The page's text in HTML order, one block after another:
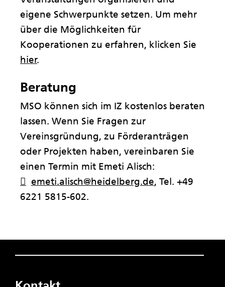
eigene Schwerpunkte setzen. Um mehr
über die Möglichkeiten für
Kooperationen zu erfahren, klicken Sie
hier.
Beratung
MSO können sich im IZ kostenlos beraten
lassen. Wenn Sie Fragen zur
Vereinsgründung, zu Förderanträgen
oder Projekten haben, vereinbaren Sie
einen Termin mit Emeti Alisch:
emeti.alisch@heidelberg.de, Tel. +49
6221 5815-602.